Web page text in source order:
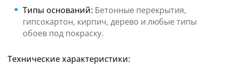
Типы оснований: Бетонные перекрытия,
гипсокартон, кирпич, дерево и любые типы
обоев под покраску.
Технические характеристики: